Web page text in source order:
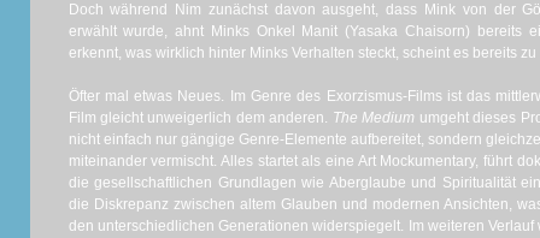
Doch während Nim zunächst davon ausgeht, dass Mink von der
erwählt wurde, ahnt Minks Onkel Manit (Yasaka Chaisorn) bereits
erkennt, was wirklich hinter Minks Verhalten steckt, scheint es bereits zu
Öfter mal etwas Neues. Im Genre des Exorzismus-Films ist das
Film gleicht unweigerlich dem anderen. The Medium umgeht dieses
nicht einfach nur gängige Genre-Elemente aufbereitet, sondern
miteinander vermischt. Alles startet als eine Art Mockumentary, führt
die gesellschaftlichen Grundlagen wie Aberglaube und Spiritualität
die Diskrepanz zwischen altem Glauben und modernen Ansichten,
den unterschiedlichen Generationen widerspiegelt. Im weiteren